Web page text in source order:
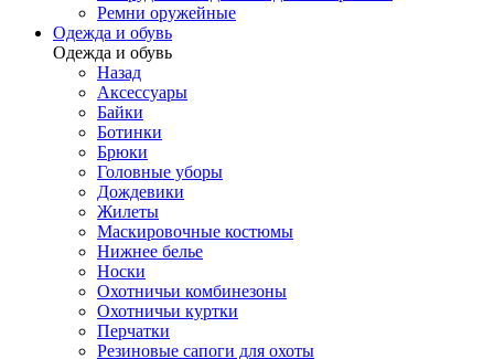
Ремни оружейные
Одежда и обувь
Одежда и обувь
Назад
Аксессуары
Байки
Ботинки
Брюки
Головные уборы
Дождевики
Жилеты
Маскировочные костюмы
Нижнее белье
Носки
Охотничьи комбинезоны
Охотничьи куртки
Перчатки
Резиновые сапоги для охоты